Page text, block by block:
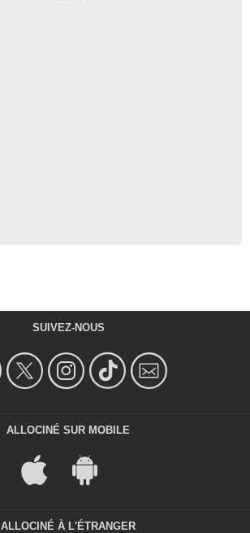
SUIVEZ-NOUS
ALLOCINÉ SUR MOBILE
ALLOCINÉ À L'ÉTRANGER